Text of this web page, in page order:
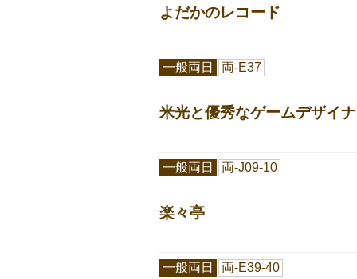
よだかのレコード
米光と優秀なゲームデザイ
一般両日 両-E37
楽々亭
一般両日 両-J09-10
一般両日 両-E39-40